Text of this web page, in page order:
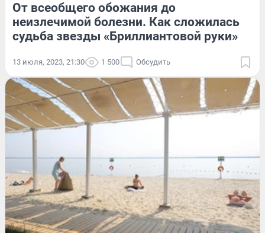
От всеобщего обожания до
неизлечимой болезни. Как сложилась
судьба звезды «Бриллиантовой руки»
13 июля, 2023, 21:30 1 500 Обсудить